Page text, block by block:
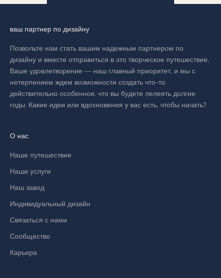
ваш партнер по дизайну
Позвольте нам стать вашим надежным партнером по
дизайну и вместе отправиться в это творческое путешествие.
Ваше удовлетворение — наш главный приоритет, и мы с
нетерпением ждем возможности создать что-то
действительно особенное, что вы будете лелеять долгие
годы. Какие идеи или вдохновения у вас есть, чтобы начать?
О нас
Наше путешествие
Наши услуги
Наш завод
Индивидуальный дизайн
Связаться с нами
Сообщество
Карьера